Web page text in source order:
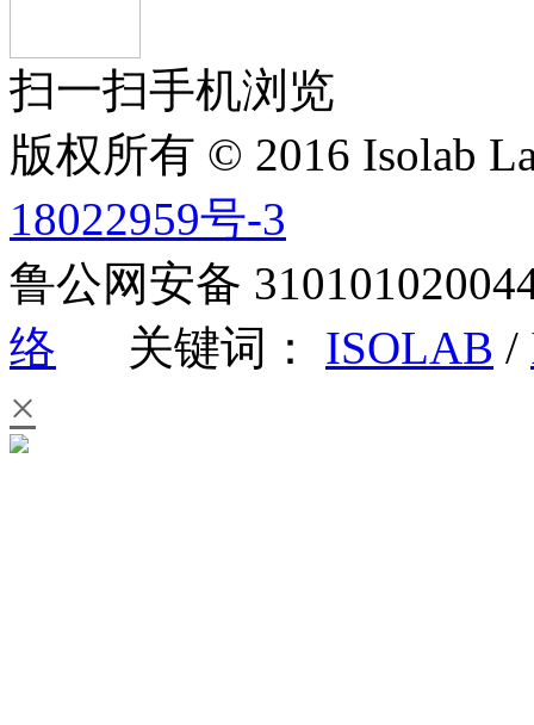
扫一扫手机浏览
版权所有 © 2016 Isolab
18022959号-3
鲁公网安备
络 关键词： ISOLAB /
×